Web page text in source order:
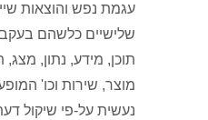
עגמת נפש והוצאות
שלישיים כלשהם
תוכן, מידע, נתון, מצג,
מוצר, שירות וכו'
נעשית על-פי שיקול